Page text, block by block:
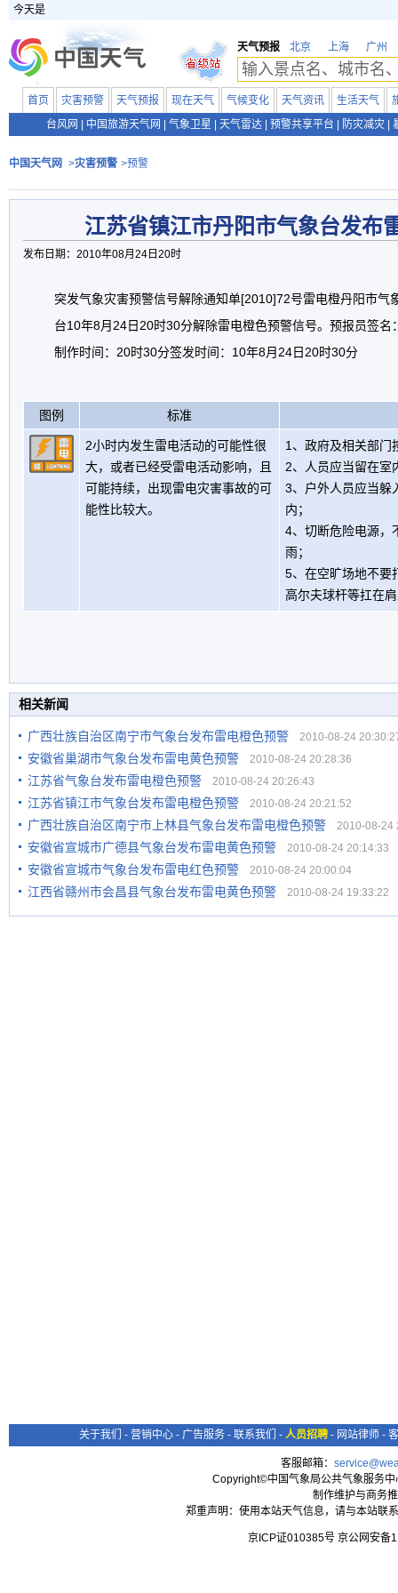
今天是
天气预报 北京 上海 广州
首页 灾害预警 天气预报 现在天气 气候变化 天气资讯 生活天气
台风网
中国旅游天气网 气象卫星 天气雷达 预警共享平台 防灾减灾
中国天气网 >灾害预警 >预警
江苏省镇江市丹阳市气象台发布
发布日期：2010年08月24日20时
突发气象灾害预警信号解除通知单[2010]72号雷电橙丹阳市气
台10年8月24日20时30分解除雷电橙色预警信号。预报员签名
制作时间：20时30分签发时间：10年8月24日20时30分
图例 标准
2小时内发生雷电活动的可能性很
大，或者已经受雷电活动影响，且
可能持续，出现雷电灾害事故的可
能性比较大。
1、政府及相关部门
2、人员应当留在室
3、户外人员应当躲
内；
4、切断危险电源，
雨；
5、在空旷场地不要
高尔夫球杆等扛在
相关新闻
广西壮族自治区南宁市气象台发布雷电橙色预警 2010-08-24
安徽省巢湖市气象台发布雷电黄色预警 2010-08-24 20:28:36
江苏省气象台发布雷电橙色预警 2010-08-24 20:26:43
江苏省镇江市气象台发布雷电橙色预警 2010-08-24 20:21:52
广西壮族自治区南宁市上林县气象台发布雷电橙色预警 2010-08-24
安徽省宣城市广德县气象台发布雷电黄色预警 2010-08-24 20:14:33
安徽省宣城市气象台发布雷电红色预警 2010-08-24 20:00:04
江西省赣州市会昌县气象台发布雷电黄色预警 2010-08-24 19:33:22
关于我们 - 营销中心 - 广告服务 - 联系我们 - 人员招聘 - 网站律师 -
客服邮箱：
Copyright©中国气象局公共气象服务
制作维护与商务
郑重声明：使用本站天气信息，请与本站联
京ICP证010385号 京公网安备